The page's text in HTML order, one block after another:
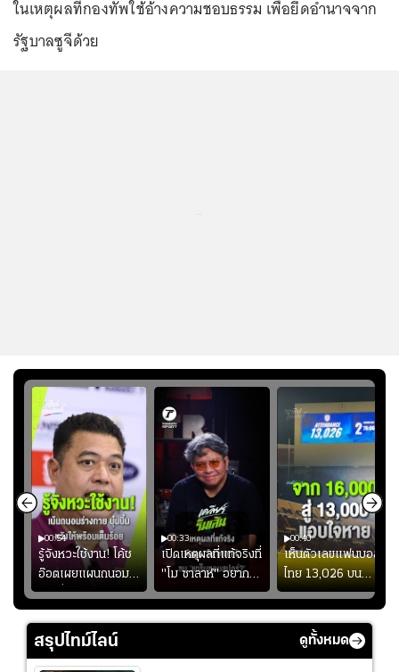
ในเหตุผลที่กองทัพใช้อ้างความชอบธรรม เพื่อยึดอำนาจจาก
รัฐบาลซูจีด้วย
00:54
รู้จังหวะใช้งาน! โค้ช
อ๊อตเผยแผนถนอม
“บุ๋มบิ๋ม” เพื่อรักษา
ร่างกายให้พร้อมที่สุด
00:33
เปิดเหตุผลที่แท้จริงที่
"โม ซาลาห์" อยาก
ย้ายซบ "แทร็บซอนส
ปอร์"
00:40
เห็นตัวเลขแฟนบอล
ไทย 13,026 บน
สกอร์บอร์ดแล้วแอบ
ใจหาย น้อยกว่านัดที่
แล้วเจอมาเลเซียตั้ง
สรุปไทม์ไลน์ ดูทั้งหมด